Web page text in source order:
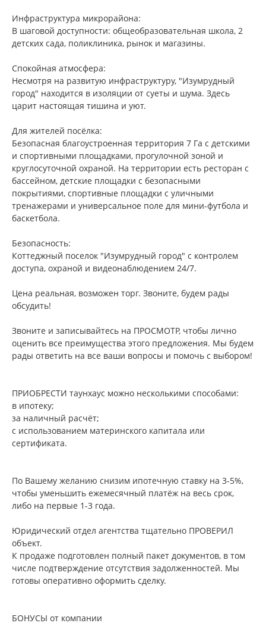
Инфраструктура микрорайона:
В шаговой доступности: общеобразовательная школа, 2
детских сада, поликлиника, рынок и магазины.
Спокойная атмосфера:
Несмотря на развитую инфраструктуру, "Изумрудный
город" находится в изоляции от суеты и шума. Здесь
царит настоящая тишина и уют.
Для жителей посёлка:
Безопасная благоустроенная территория 7 Га с детскими
и спортивными площадками, прогулочной зоной и
круглосуточной охраной. На территории есть ресторан с
бассейном, детские площадки с безопасными
покрытиями, спортивные площадки с уличными
тренажерами и универсальное поле для мини-футбола и
баскетбола.
Безопасность:
Коттеджный поселок "Изумрудный город" с контролем
доступа, охраной и видеонаблюдением 24/7.
Цена реальная, возможен торг. Звоните, будем рады
обсудить!
Звоните и записывайтесь на ПРОСМОТР, чтобы лично
оценить все преимущества этого предложения. Мы будем
рады ответить на все ваши вопросы и помочь с выбором!
ПРИОБРЕСТИ таунхаус можно несколькими способами:
в ипотеку;
за наличный расчёт;
с использованием материнского капитала или
сертификата.
По Вашему желанию снизим ипотечную ставку на 3-5%,
чтобы уменьшить ежемесячный платёж на весь срок,
либо на первые 1-3 года.
Юридический отдел агентства тщательно ПРОВЕРИЛ
объект.
К продаже подготовлен полный пакет документов, в том
числе подтверждение отсутствия задолженностей. Мы
готовы оперативно оформить сделку.
БОНУСЫ от компании